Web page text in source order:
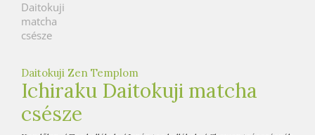
Daitokuji Zen Templom
Ichiraku Daitokuji matcha
csésze